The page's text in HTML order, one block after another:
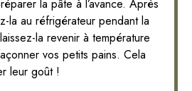
la pâte à l’avance. Après
la au réfrigérateur pendant la
la revenir à température
vos petits pains. Cela
leur goût !